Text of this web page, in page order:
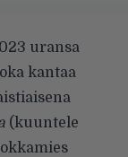
uransa
kantaa
(kuuntele